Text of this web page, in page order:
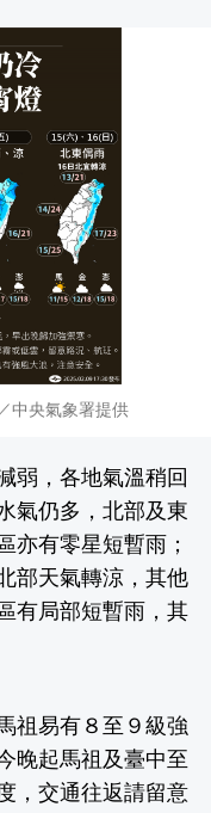
中央氣象署提供
弱，各地氣溫稍回
氣仍多，北部及東
亦有零星短暫雨；
部天氣轉涼，其他
有局部短暫雨，其
祖易有８至９級強
晚起馬祖及臺中至
，交通往返請留意